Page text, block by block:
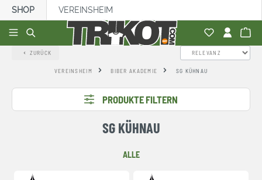
springen
SHOP VEREINSHEIM
ZURÜCK
VEREINSHEIM BIBER AKADEMIE SG KÜHNAU
PRODUKTE FILTERN
SG KÜHNAU
ALLE